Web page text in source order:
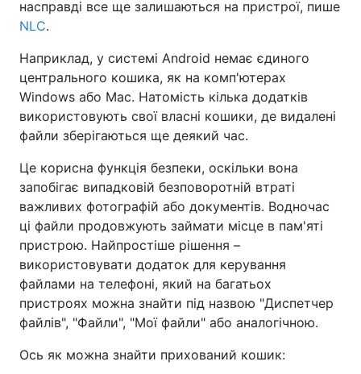
насправді все ще залишаються на пристрої, пише
NLC.
Наприклад, у системі Android немає єдиного
центрального кошика, як на комп'ютерах
Windows або Mac. Натомість кілька додатків
використовують свої власні кошики, де видалені
файли зберігаються ще деякий час.
Це корисна функція безпеки, оскільки вона
запобігає випадковій безповоротній втраті
важливих фотографій або документів. Водночас
ці файли продовжують займати місце в пам'яті
пристрою. Найпростіше рішення –
використовувати додаток для керування
файлами на телефоні, який на багатьох
пристроях можна знайти під назвою "Диспетчер
файлів", "Файли", "Мої файли" або аналогічною.
Ось як можна знайти прихований кошик: